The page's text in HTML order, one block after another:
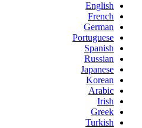
English
French
German
Portuguese
Spanish
Russian
Japanese
Korean
Arabic
Irish
Greek
Turkish